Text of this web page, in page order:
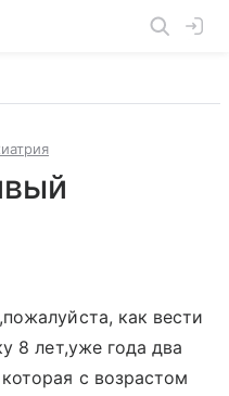
как вести
8 лет,уже года два
с возрастом